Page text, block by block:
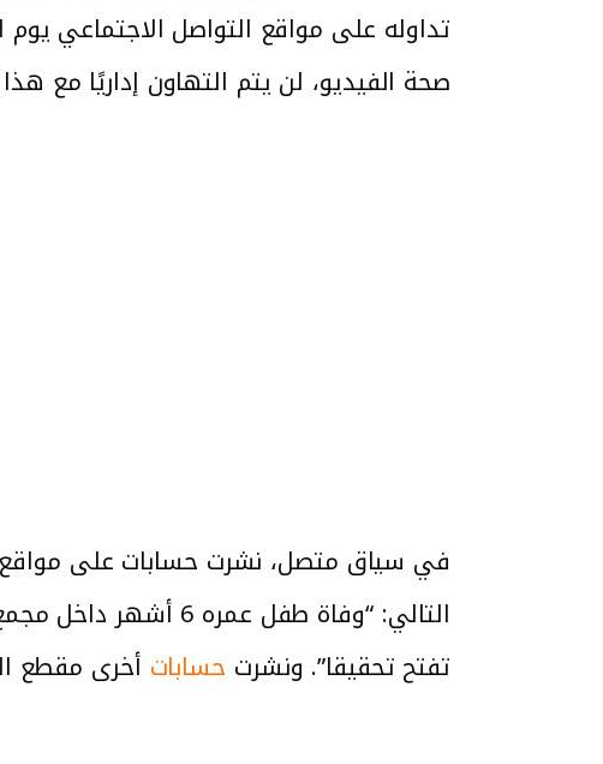
تداوله على مواقع التواصل الاجتماعي
صحة الفيديو، لن يتم التهاون إداريًا مع
في سياق متصل، نشرت حسابات على مواقع
التالي: “وفاة طفل
تفتح تحقيقا”. ونشرت حسابات أخرى مقطع